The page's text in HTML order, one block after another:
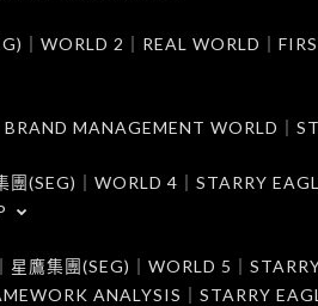
｜WORLD 2｜REAL WORLD｜
MANAGEMENT WORLD｜
(SEG)｜WORLD 4｜STARRY
鷹集團(SEG)｜WORLD 5｜
ANALYSIS｜STARRY